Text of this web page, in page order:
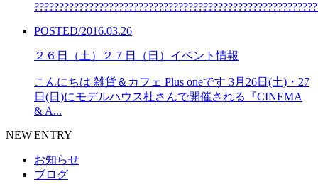
POSTED/2016.03.26
２６日（土）２７日（日）イベント情報
こんにちは 雑貨＆カフェ Plus oneです 3月26日(土)・27
日(日)にモデルハウス杜さんで開催される『CINEMA
& A...
NEW ENTRY
お知らせ
ブログ